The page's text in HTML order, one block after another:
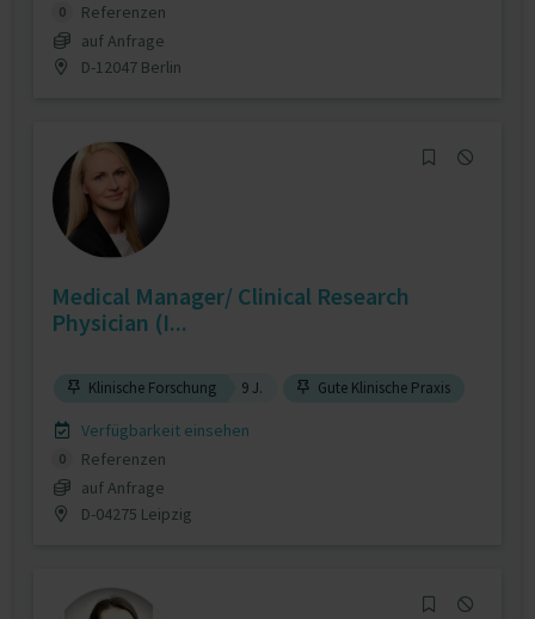
0
Referenzen
auf Anfrage
D-12047 Berlin
Medical Manager/ Clinical Research
Physician (I...
Klinische Forschung 9 J. Gute Klinische Praxis
Verfügbarkeit einsehen
0
Referenzen
auf Anfrage
D-04275 Leipzig